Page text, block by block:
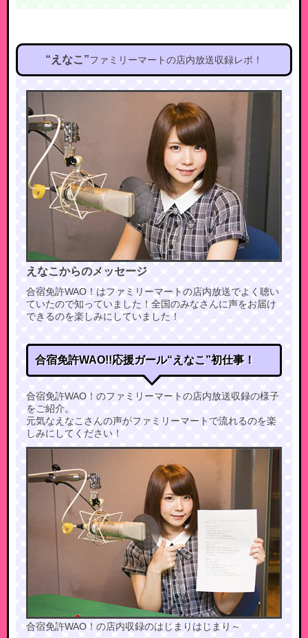
“えなこ”ファミリーマートの店内放送収録レポ！
えなこからのメッセージ
合宿免許WAO！はファミリーマートの店内放送でよく聴い
ていたので知っていました！全国のみなさんに声をお届け
できるのを楽しみにしていました！​
合宿免許WAO!!応援ガール“えなこ”初仕事！
合宿免許WAO！のファミリーマートの店内放送収録の様子
をご紹介。
元気なえなこさんの声がファミリーマートで流れるのを楽
しみにしてください！
合宿免許WAO！の店内収録のはじまりはじまり～